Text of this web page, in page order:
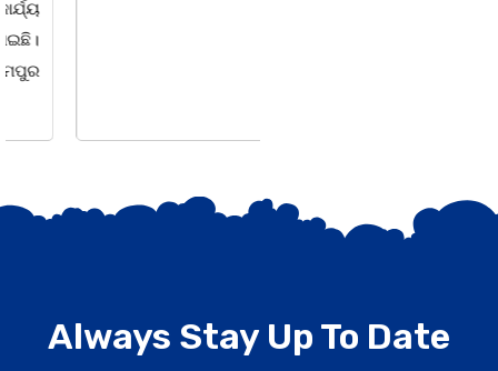
Always Stay Up To Date